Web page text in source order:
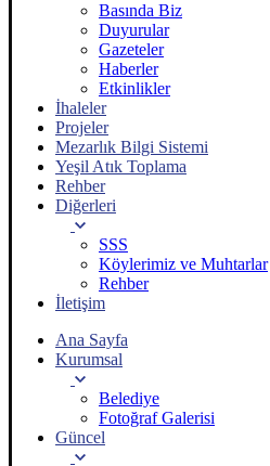
Basında Biz
Duyurular
Gazeteler
Haberler
Etkinlikler
İhaleler
Projeler
Mezarlık Bilgi Sistemi
Yeşil Atık Toplama
Rehber
Diğerleri
SSS
Köylerimiz ve Muhtarlar
Rehber
İletişim
Ana Sayfa
Kurumsal
Belediye
Fotoğraf Galerisi
Güncel